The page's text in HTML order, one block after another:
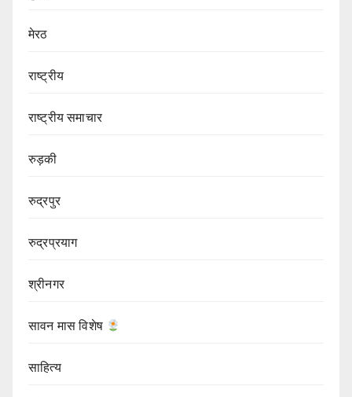
मेरठ
राष्ट्रीय
राष्ट्रीय समाचार
रुड़की
रुद्रपुर
रुद्रप्रयाग
श्रीनगर
सावन मास विशेष
साहित्य